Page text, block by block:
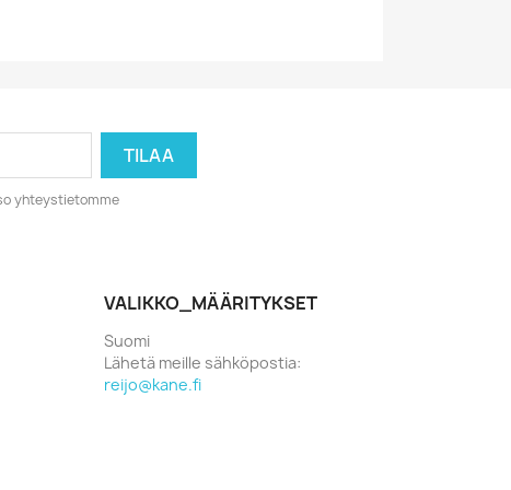
yhteystietomme
VALIKKO_MÄÄRITYKSET
Suomi
Lähetä meille sähköpostia:
reijo@kane.fi